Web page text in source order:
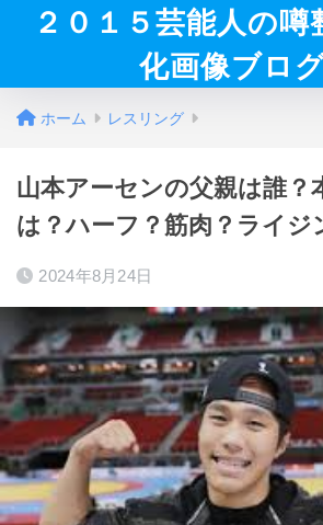
２０１５芸能人の噂
化画像ブログ
ホーム レスリング
山本アーセンの父親は誰？
は？ハーフ？筋肉？ライジ
2024年8月24日